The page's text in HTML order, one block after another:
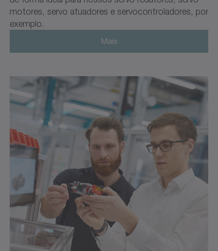
motores, servo atuadores e servocontroladores, por
exemplo.
Mais